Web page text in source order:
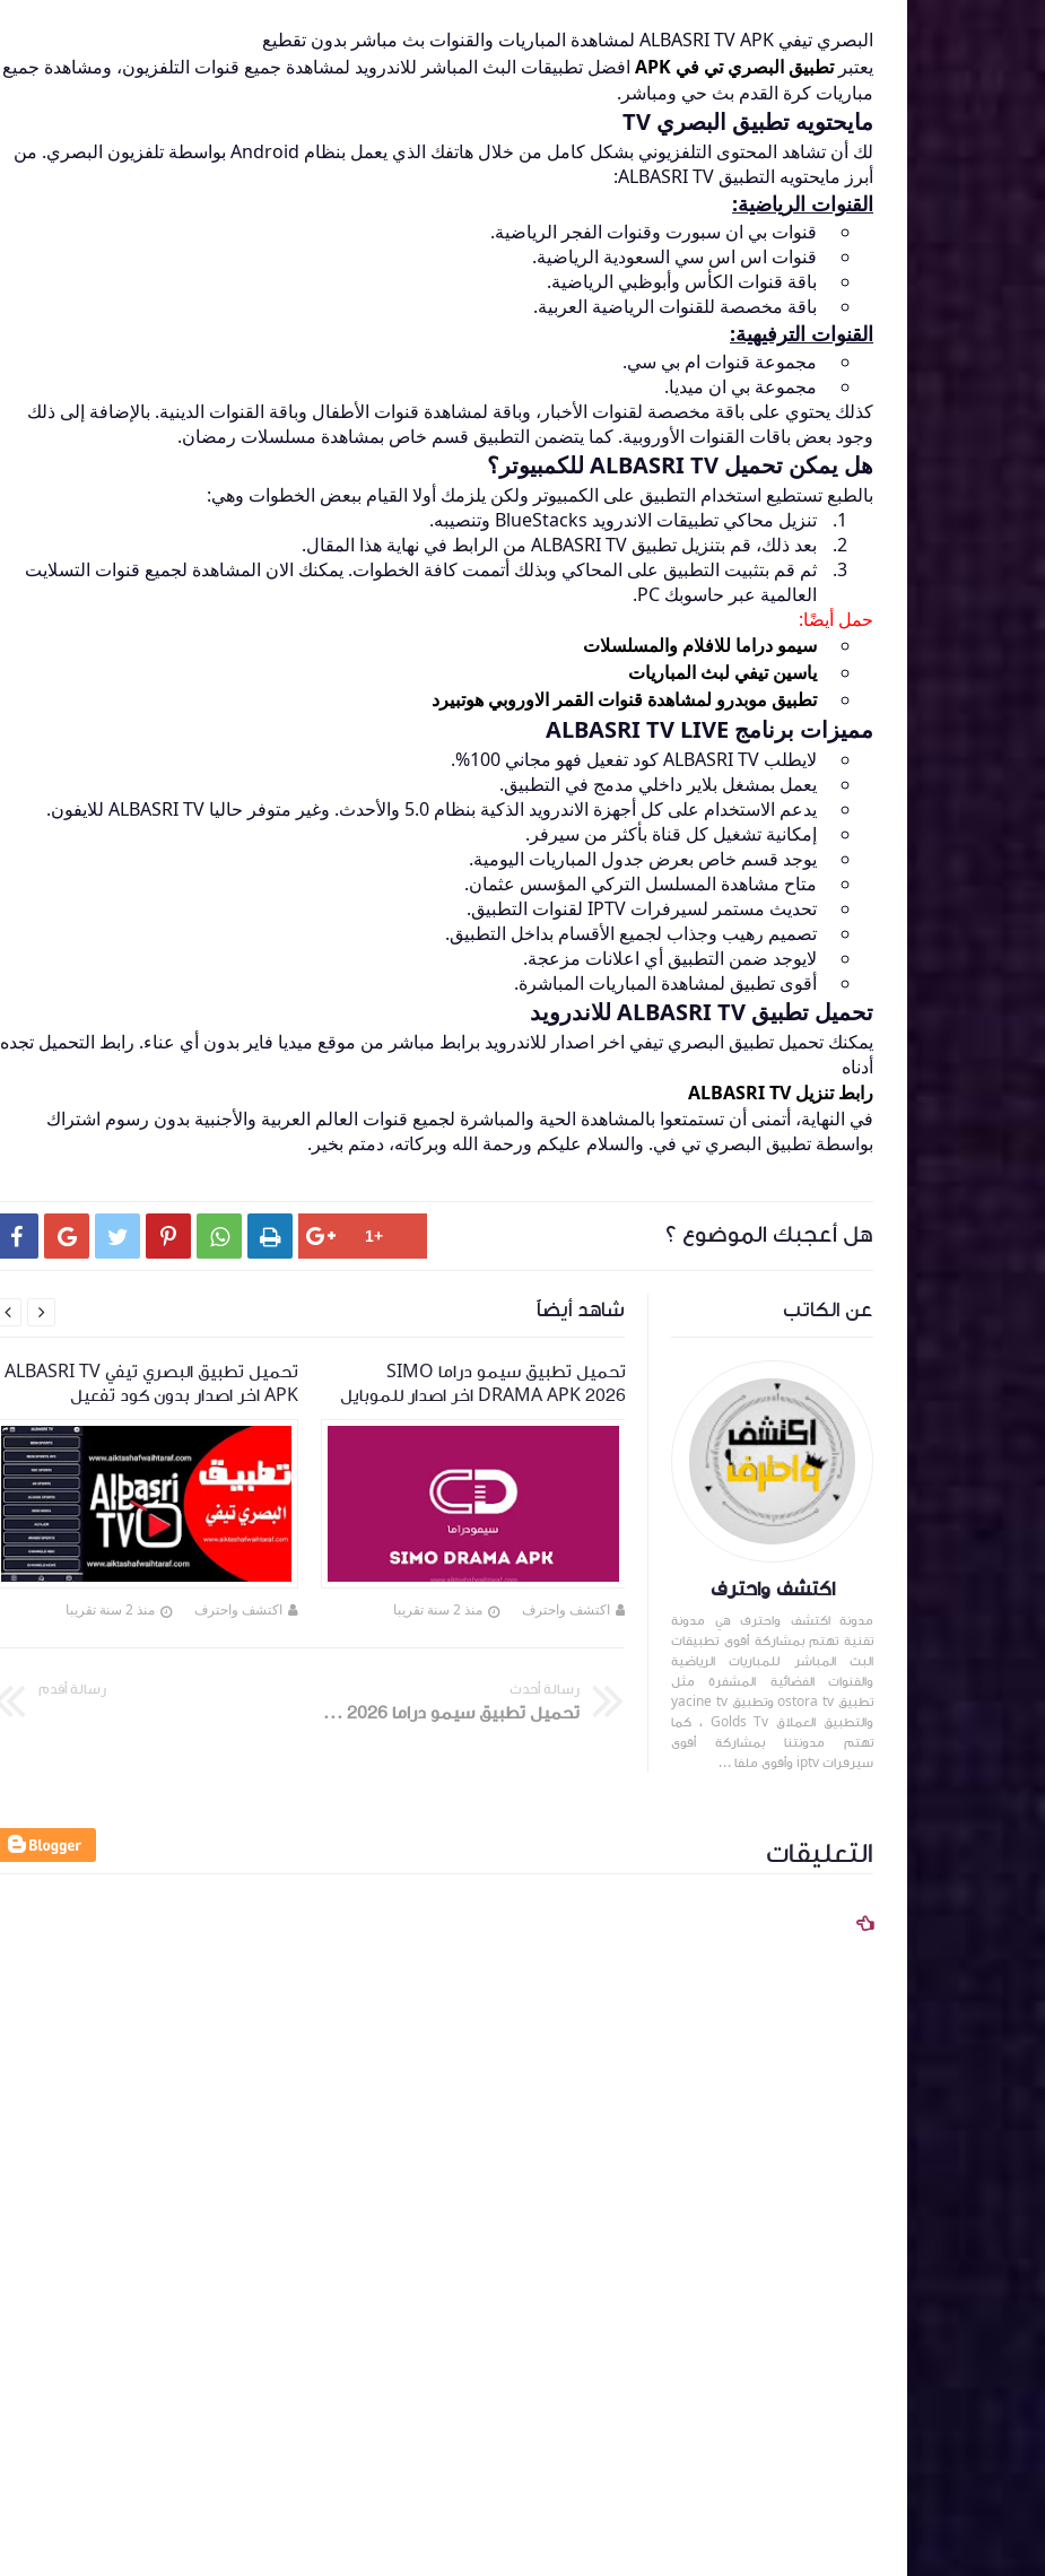
البصري تيفي ALBASRI TV APK لمشاهدة المباريات والقنوات بث مباشر بدون تقطيع
يعتبرتطبيق البصري تي في APK
افضل تطبيقات البث المباشر للاندرويد لمشاهدة جميع قنوات التلفزيون، ومشاهدة جميع
مباريات كرة القدم بث حي ومباشر.
مايحتويه تطبيق البصري TV
لك أن تشاهد المحتوى التلفزيوني بشكل كامل من خلال هاتفك الذي يعمل بنظام Android بواسطة تلفزيون البصري. من
أبرز مايحتويه التطبيق ALBASRI TV:
القنوات الرياضية:
قنوات بي ان سبورت وقنوات الفجر الرياضية.
قنوات اس اس سي السعودية الرياضية.
باقة قنوات الكأس وأبوظبي الرياضية.
باقة مخصصة للقنوات الرياضية العربية.
القنوات الترفيهية:
مجموعة قنوات ام بي سي.
مجموعة بي ان ميديا.
كذلك يحتوي على باقة مخصصة لقنوات الأخبار، وباقة لمشاهدة قنوات الأطفال وباقة القنوات الدينية. بالإضافة إلى ذلك
وجود بعض باقات القنوات الأوروبية. كما يتضمن التطبيق قسم خاص بمشاهدة مسلسلات رمضان.
هل يمكن تحميل ALBASRI TV للكمبيوتر؟
بالطبع تستطيع استخدام التطبيق على الكمبيوتر ولكن يلزمك أولا القيام ببعض الخطوات وهي:
تنزيل محاكي تطبيقات الاندرويد BlueStacks وتنصيبه.
بعد ذلك، قم بتنزيل تطبيق ALBASRI TV من الرابط في نهاية هذا المقال.
ثم قم بتثبيت التطبيق على المحاكي وبذلك أتممت كافة الخطوات. يمكنك الان المشاهدة لجميع قنوات التسلايت
العالمية عبر حاسوبك PC.
حمل أيضًا:
سيمو دراما للافلام والمسلسلات
ياسين تيفي لبث المباريات
تطبيق موبدرو لمشاهدة قنوات القمر الاوروبي هوتبيرد
مميزات برنامج ALBASRI TV LIVE
لايطلب ALBASRI TV كود تفعيل فهو مجاني 100%.
يعمل بمشغل بلاير داخلي مدمج في التطبيق.
يدعم الاستخدام على كل أجهزة الاندرويد الذكية بنظام 5.0 والأحدث. وغير متوفر حاليا ALBASRI TV للايفون.
إمكانية تشغيل كل قناة بأكثر من سيرفر.
يوجد قسم خاص بعرض جدول المباريات اليومية.
متاح مشاهدة المسلسل التركي المؤسس عثمان.
تحديث مستمر لسيرفرات IPTV لقنوات التطبيق.
تصميم رهيب وجذاب لجميع الأقسام بداخل التطبيق.
لايوجد ضمن التطبيق أي اعلانات مزعجة.
أقوى تطبيق لمشاهدة المباريات المباشرة.
تحميل تطبيق ALBASRI TV للاندرويد
يمكنك تحميل تطبيق البصري تيفي اخر اصدار للاندرويد برابط مباشر من موقع ميديا فاير بدون أي عناء. رابط التحميل تجده
أدناه
رابط تنزيل ALBASRI TV
في النهاية، أتمنى أن تستمتعوا بالمشاهدة الحية والمباشرة لجميع قنوات العالم العربية والأجنبية بدون رسوم اشتراك
بواسطة تطبيق البصري تي في. والسلام عليكم ورحمة الله وبركاته، دمتم بخير.
هل أعجبك الموضوع ؟      
عن الكاتب
اكتشف واحترف
مدونة اكتشف واحترف هي مدونة
تقنية تهتم بمشاركة أقوى تطبيقات
البث المباشر للمباريات الرياضية
والقنوات الفضائية المشفرة مثل
تطبيق ostora tv وتطبيق yacine tv
والتطبيق العملاق Golds Tv ، كما
تهتم مدونتنا بمشاركة أقوى
سيرفرات iptv وأقوى ملفا ...
شاهد أيضاً
تحميل تطبيق سيمو دراما SIMO
DRAMA APK 2026 اخر اصدار للموبايل
اكتشف واحترف منذ 2 سنة تقريبا
تحميل تطبيق البصري تيفي ALBASRI TV
APK اخر اصدار بدون كود تفعيل
اكتشف واحترف منذ 2 سنة تقريبا


رسالة أحدث
تحميل تطبيق سيمو دراما SIMO DRAMA APK 2026 اخر اصدار للموبايل والشاشات
رسالة أقدم
التعليقات